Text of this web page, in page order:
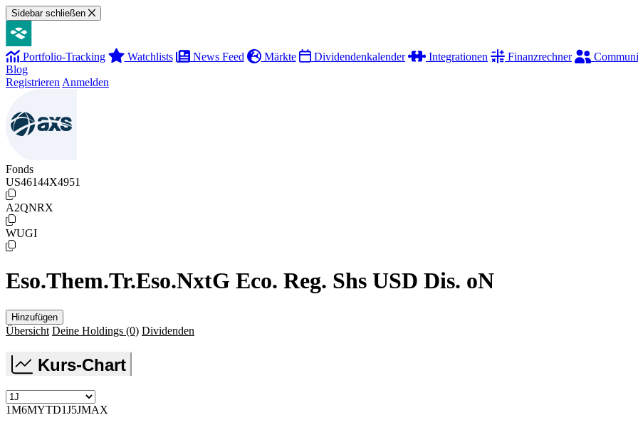
Sidebar schließen
Portfolio-Tracking Watchlists News Feed Märkte Dividendenkalender Integrationen Finanzrechner
Blog
Registrieren Anmelden
Fonds
US46144X4951
A2QNRX
WUGI
Eso.Them.Tr.Eso.NxtG Eco. Reg. Shs USD Dis. oN
Hinzufügen
Übersicht Deine Holdings (0) Dividenden
Kurs-Chart
1M6MYTD1J5JMAX